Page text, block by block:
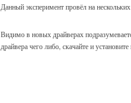
Данный эксперимент провёл на
Видимо в новых драйверах
драйвера чего либо, скачайте и